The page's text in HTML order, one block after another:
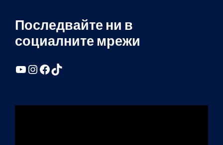
Последвайте ни в
социалните мрежи
YouTube
Instagram
Facebook
TikTok